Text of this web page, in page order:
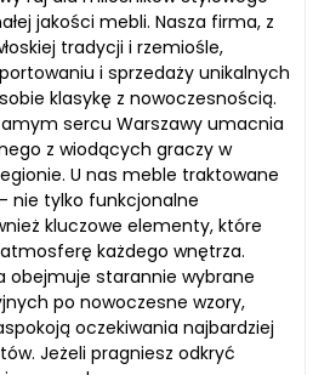
jakości mebli. Nasza firma, z
tradycji i rzemiośle,
i sprzedaży unikalnych
klasykę z nowoczesnością.
sercu Warszawy umacnia
z wiodących graczy w
U nas meble traktowane
nie tylko funkcjonalne
kluczowe elementy, które
każdego wnętrza.
obejmuje starannie wybrane
po nowoczesne wzory,
oczekiwania najbardziej
Jeżeli pragniesz odkryć